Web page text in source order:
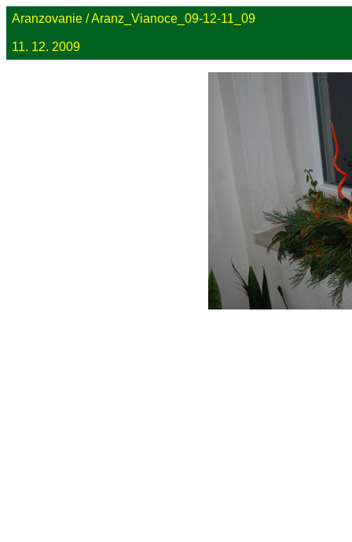
Aranzovanie / Aranz_Vianoce_09-12-11_09
11. 12. 2009